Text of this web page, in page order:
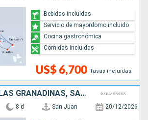
US$ 6,700 Tasas incluidas
Bebidas incluidas
Servicio de mayordomo incluido
Cocina gastronómica
Comidas incluidas
SAN VINCENT Y LAS GRANADINAS, SANTA LUCIA, REINO UNIDO, PUERTO RICO
8 d San Juan 20/12/2026